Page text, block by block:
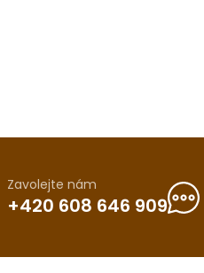
Zavolejte nám
+420 608 646 909